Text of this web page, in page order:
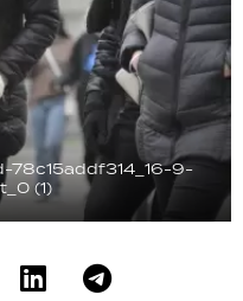
9-
(1)